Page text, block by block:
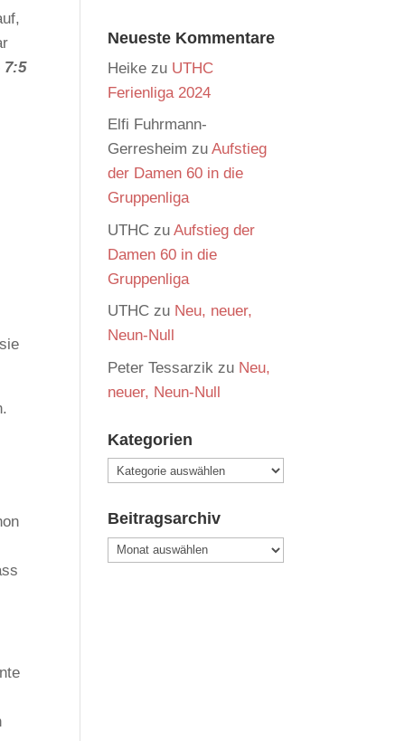
7:5
Neueste Kommentare
Heike zu UTHC
Ferienliga 2024
Elfi Fuhrmann-
Gerresheim zuAufstieg
der Damen 60 in die
Gruppenliga
UTHC zuAufstieg der
Damen 60 in die
Gruppenliga
UTHC zu Neu, neuer,
Neun-Null
Peter Tessarzik zu Neu,
neuer, Neun-Null
Kategorien
Kategorien
Beitragsarchiv
Beitragsarchiv